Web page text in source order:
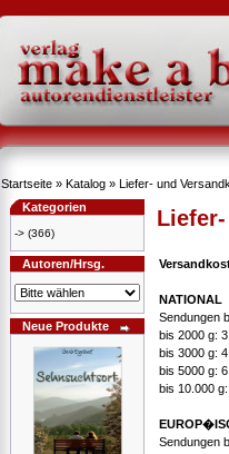
Startseite » Katalog » Liefer- und
Kategorien
-> (366)
Autoren/Hrsg.
Neue Produkte
NATIONAL
Sendungen
bis 2000 g:
bis 3000 g:
bis 5000 g:
bis 10.000
Sendungen